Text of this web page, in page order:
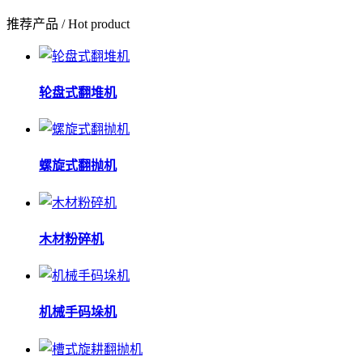
推荐产品 / Hot product
轮盘式翻堆机
螺旋式翻抛机
木材粉碎机
机械手码垛机